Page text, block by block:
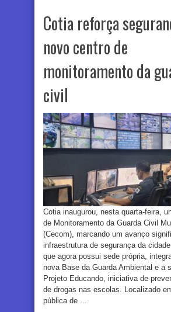
Cotia reforça
novo centro de
monitoramento da
civil
Cotia inaugurou, nesta quarta-feira,
de Monitoramento da Guarda Civil
(Cecom), marcando um avanço
infraestrutura de segurança da
que agora possui sede própria,
nova Base da Guarda Ambiental e a
Projeto Educando, iniciativa de
de drogas nas escolas. Localizado
pública de ...